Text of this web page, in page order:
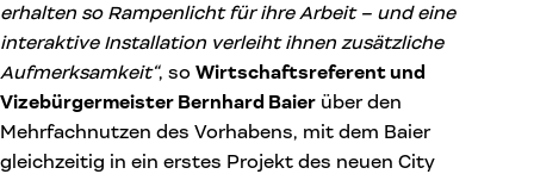
erhalten so Rampenlicht für ihre Arbeit – und eine
interaktive Installation verleiht ihnen zusätzliche
Aufmerksamkeit“, so Wirtschaftsreferent und
Vizebürgermeister Bernhard Baier über den
Mehrfachnutzen des Vorhabens, mit dem Baier
gleichzeitig in ein erstes Projekt des neuen City